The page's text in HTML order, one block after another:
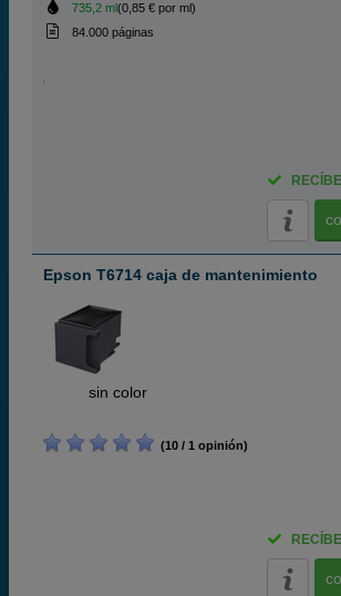
735,2 ml(0,85 € por ml)
84.000 páginas
Epson T6714 caja de mantenimiento
sin color
(10 / 1 opinión)